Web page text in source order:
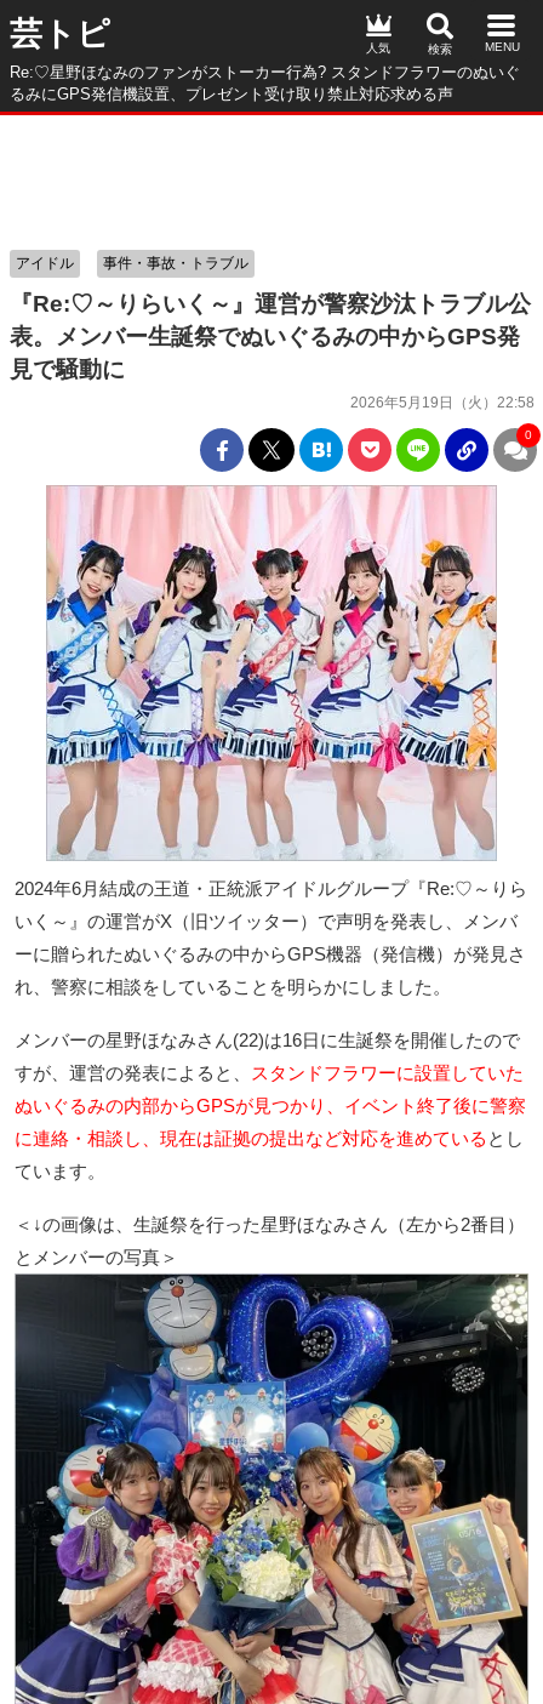
芸トピ
Re:♡星野ほなみのファンがストーカー行為? スタンドフラワーのぬいぐ
るみにGPS発信機設置、プレゼント受け取り禁止対応求める声
人気
『Re:♡～りらいく～』運営が警察沙汰トラブル公
表。メンバー生誕祭でぬいぐるみの中からGPS発
見で騒動に
2026年5月19日（火）22:58
アイドル 事件・事故・トラブル
0
2024年6月結成の王道・正統派アイドルグループ『Re:♡～りら
いく～』の運営がX（旧ツイッター）で声明を発表し、メンバ
ーに贈られたぬいぐるみの中からGPS機器（発信機）が発見さ
れ、警察に相談をしていることを明らかにしました。
メンバーの星野ほなみさん(22)は16日に生誕祭を開催したので
すが、運営の発表によると、
スタンドフラワーに設置していた
ぬいぐるみの内部からGPSが見つかり、イベント終了後に警察
に連絡・相談し、現在は証拠の提出など対応を進めている とし
ています。
＜↓の画像は、生誕祭を行った星野ほなみさん（左から2番目）
とメンバーの写真＞